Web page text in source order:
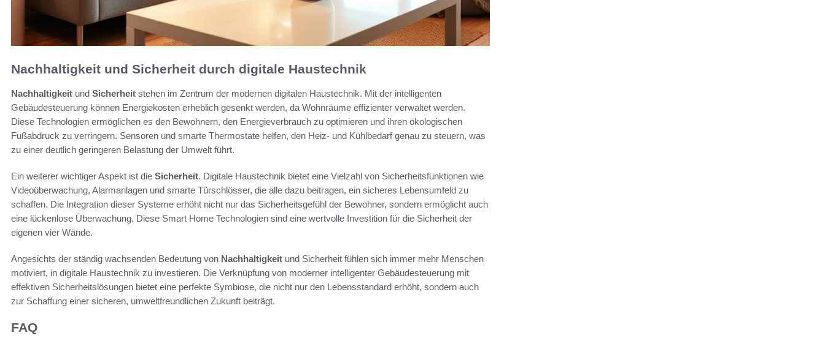
Nachhaltigkeit und Sicherheit durch digitale Haustechnik
Nachhaltigkeit und Sicherheit stehen im Zentrum der modernen digitalen Haustechnik. Mit der intelligenten
Gebäudesteuerung können Energiekosten erheblich gesenkt werden, da Wohnräume effizienter verwaltet werden.
Diese Technologien ermöglichen es den Bewohnern, den Energieverbrauch zu optimieren und ihren ökologischen
Fußabdruck zu verringern. Sensoren und smarte Thermostate helfen, den Heiz- und Kühlbedarf genau zu steuern, was
zu einer deutlich geringeren Belastung der Umwelt führt.
Ein weiterer wichtiger Aspekt ist die Sicherheit. Digitale Haustechnik bietet eine Vielzahl von Sicherheitsfunktionen wie
Videoüberwachung, Alarmanlagen und smarte Türschlösser, die alle dazu beitragen, ein sicheres Lebensumfeld zu
schaffen. Die Integration dieser Systeme erhöht nicht nur das Sicherheitsgefühl der Bewohner, sondern ermöglicht auch
eine lückenlose Überwachung. Diese Smart Home Technologien sind eine wertvolle Investition für die Sicherheit der
eigenen vier Wände.
Angesichts der ständig wachsenden Bedeutung von Nachhaltigkeit und Sicherheit fühlen sich immer mehr Menschen
motiviert, in digitale Haustechnik zu investieren. Die Verknüpfung von moderner intelligenter Gebäudesteuerung mit
effektiven Sicherheitslösungen bietet eine perfekte Symbiose, die nicht nur den Lebensstandard erhöht, sondern auch
zur Schaffung einer sicheren, umweltfreundlichen Zukunft beiträgt.
FAQ